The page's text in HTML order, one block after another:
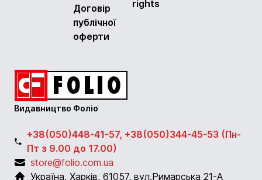
Договір
публічної
оферти
rights
Видавництво Фоліо
+38(050)448-41-57, +38(050)344-45-53 (Пн-
Пт з 9.00 до 17.00)
store@folio.com.ua
Україна, Харків, 61057, вул.Римарська 21-А